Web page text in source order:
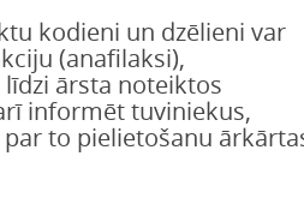
kodieni un dzēlieni var
(anafilaksi),
ārsta noteiktos
informēt tuviniekus,
to pielietošanu